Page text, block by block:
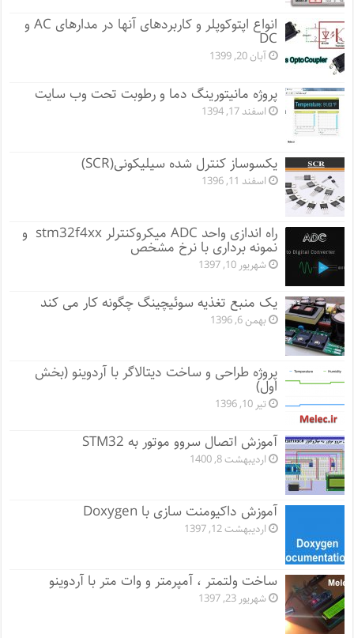
انواع اپتوکوپلر و کاربردهای آنها در مدارهای AC و
DC
آبان 20, 1399
پروژه مانيتورينگ دما و رطوبت تحت وب سایت
اسفند 17, 1394
یکسوساز کنترل شده سیلیکونی(SCR)
اسفند 11, 1396
راه اندازی واحد ADC میکروکنترلر stm32f4xx و
نمونه برداری با نرخ مشخص
شهریور 10, 1397
یک منبع تغذیه سوئیچینگ چگونه کار می کند
بهمن 6, 1396
پروژه طراحی و ساخت دیتالاگر با آردوینو (بخش
اول)
تیر 10, 1396
آموزش اتصال سروو موتور به STM32
اردیبهشت 8, 1400
آموزش داکیومنت سازی با Doxygen
اردیبهشت 12, 1397
ساخت ولتمتر ، آمپرمتر و وات متر با آردوینو
شهریور 23, 1397